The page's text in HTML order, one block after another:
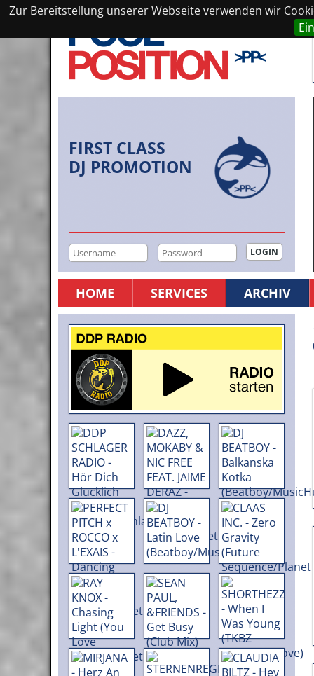
Zur Bereitstellung unserer Webseite verwenden wir
FIRST CLASS
DJ PROMOTION
HOME SERVICES ARCHIV